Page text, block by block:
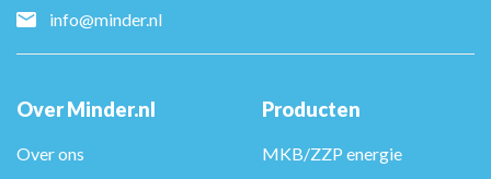
info@minder.nl
Over Minder.nl
Over ons
Producten
MKB/ZZP energie